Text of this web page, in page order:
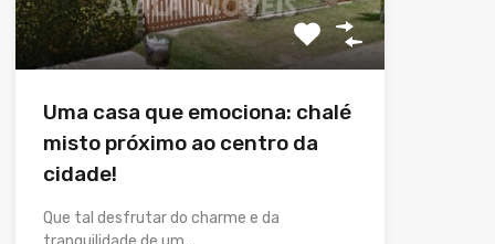
Uma casa que emociona: chalé
misto próximo ao centro da
cidade!
Que tal desfrutar do charme e da